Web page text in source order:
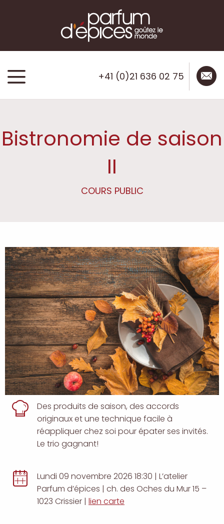
menu +41 (0)21 636 02 75 mail
Bistronomie de saison
II
COURS PUBLIC
description
Des produits de saison, des accords
originaux et une technique facile à
réappliquer chez soi pour épater ses invités.
Le trio gagnant!
dates
Lundi 09 novembre 2026 18:30 | L’atelier
Parfum d’épices | ch. des Oches du Mur 15 –
1023 Crissier | lien carte